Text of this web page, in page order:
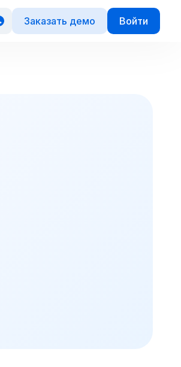
Заказать демо Войти